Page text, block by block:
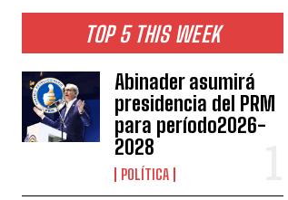
TOP 5 THIS WEEK
Abinader asumirá
presidencia del PRM
para período2026-
2028
POLÍTICA